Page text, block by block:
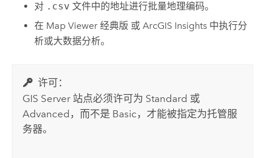
对 .csv 文件中的地址进行批量地理编码。
在 Map Viewer 经典版 或ArcGIS Insights 中执行分
析或大数据分析。
许可：
GIS Server 站点必须许可为 Standard 或
Advanced，而不是 Basic，才能被指定为托管服
务器。